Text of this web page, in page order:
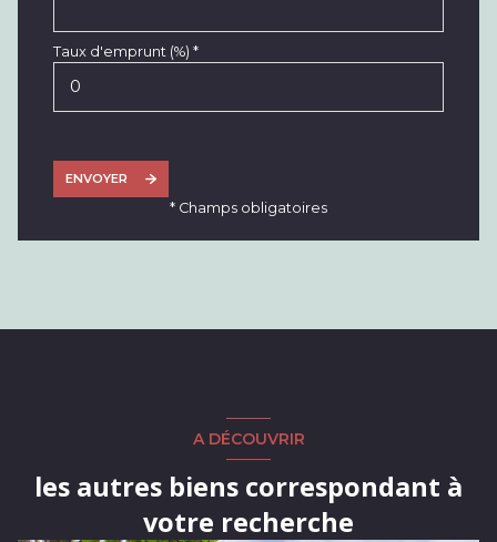
Taux d'emprunt (%) *
ENVOYER
* Champs obligatoires
A DÉCOUVRIR
les autres biens correspondant à
votre recherche